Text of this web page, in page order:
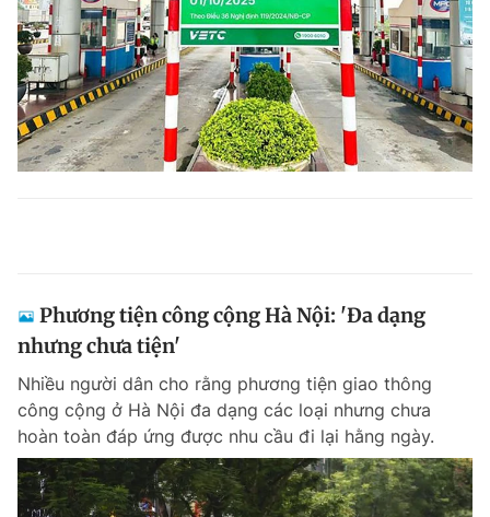
Phương tiện công cộng Hà Nội: 'Đa dạng
nhưng chưa tiện'
Nhiều người dân cho rằng phương tiện giao thông
công cộng ở Hà Nội đa dạng các loại nhưng chưa
hoàn toàn đáp ứng được nhu cầu đi lại hằng ngày.